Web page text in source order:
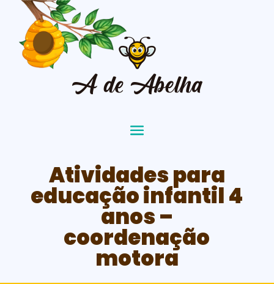
Atividades para
educação infantil 4
anos –
coordenação
motora